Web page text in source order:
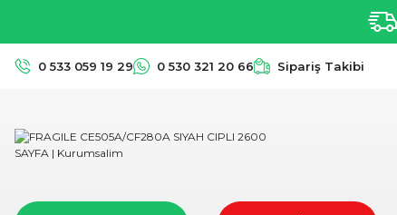
0 533 059 19 29 0 530 321 20 66 Sipariş Takibi